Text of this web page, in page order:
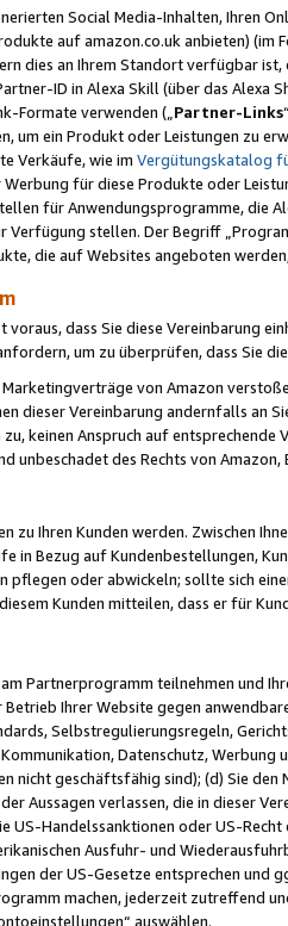
Social Media-Inhalten, Ihren
auf amazon.co.uk anbieten) (im
dies an Ihrem Standort verfügbar ist,
ID in Alexa Skill (über das Alexa
Formate verwenden („ Partner-Links
um ein Produkt oder Leistungen zu
Verkäufe, wie im Vergütungskatalog
für diese Produkte oder
für Anwendungsprogramme, die
Verfügung stellen. Der Begriff
die auf Websites angeboten
dass Sie diese Vereinbarung
um zu überprüfen, dass Sie
von Amazon
dieser Vereinbarung andernfalls an
keinen Anspruch auf entsprechende
des Rechts von
zu Ihren Kunden werden. Zwischen
in Bezug auf Kundenbestellungen,
oder abwickeln; sollte sich
Kunden mitteilen, dass er für
Partnerprogramm teilnehmen und
Ihrer Website gegen
Selbstregulierungsregeln,
Datenschutz, Werbung
nicht geschäftsfähig sind); (d) Sie
Aussagen verlassen, die in dieser
Handelssanktionen oder US-
Ausfuhr- und
der US-Gesetze entsprechen und
machen, jederzeit zutreffend
auswählen.